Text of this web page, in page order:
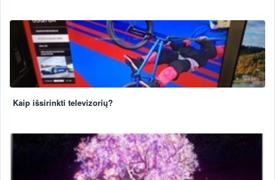
Kaip išsirinkti televizorių?